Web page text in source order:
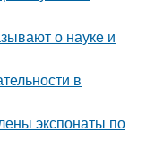
о науке и
в
экспонаты по